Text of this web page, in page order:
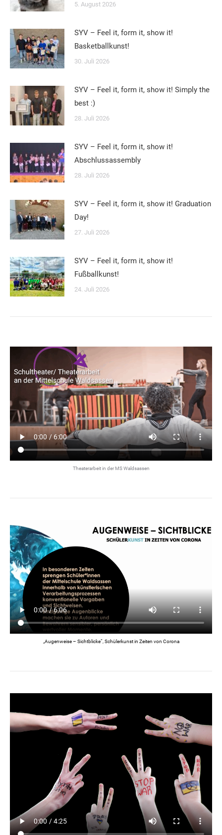
5. August 2026
SYV – Feel it, form it, show it!
Basketballkunst!
30. Juli 2026
SYV – Feel it, form it, show it! Simply the
best :)
28. Juli 2026
SYV – Feel it, form it, show it!
Abschlussassembly
28. Juli 2026
SYV – Feel it, form it, show it! Graduation
Day!
27. Juli 2026
SYV – Feel it, form it, show it!
Fußballkunst!
24. Juli 2026
Theaterarbeit in der MS Waldsassen
„Augenweise – Sichtblicke“, Schülerkunst in Zeiten von Corona